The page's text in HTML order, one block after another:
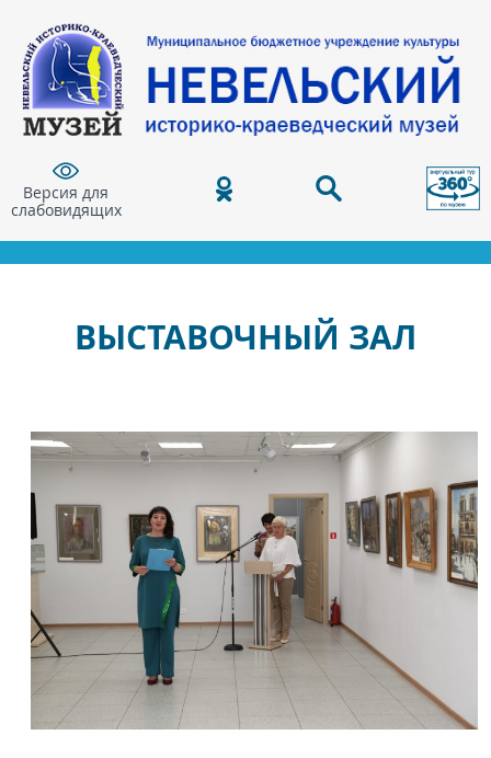
Версия для
слабовидящих
ВЫСТАВОЧНЫЙ ЗАЛ